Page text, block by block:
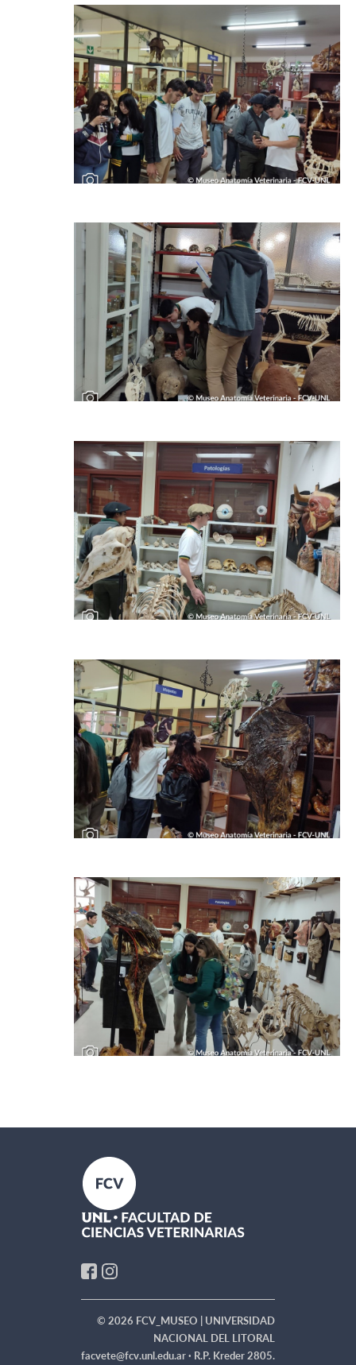
© 2026 FCV_MUSEO | UNIVERSIDAD
NACIONAL DEL LITORAL
facvete@fcv.unl.edu.ar · R.P. Kreder 2805.